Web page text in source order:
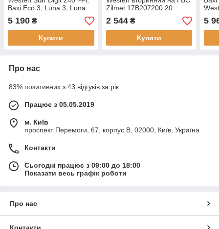
Baxi Eco 3, Luna 3, Luna
Comfort (5681190)
5 190 ₴
Купити
Zilmet 17B207200 20
пластин. Весь модельний
ряд
2 544₴
Купити
5
Про нас
83% позитивних з 43 відгуків за рік
Працює з 05.05.2019
м. Київ
проспект Перемоги, 67, корпус В, 02000, Київ, Україна
Контакти
Сьогодні працює з 09:00 до 18:00
Показати весь графік роботи
Про нас